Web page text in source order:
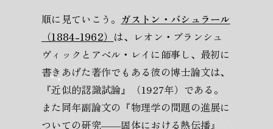
順に見ていこう。 ガストン・バシュラール
（1884-1962） は、レオン・ブランシュ
ヴィックとアベル・レイに師事し、最初に
書きあげた著作でもある彼の博士論文は、
『近似的認識試論』（1927年）である。
また同年副論文の『物理学の問題の進展に
ついての研究――固体における熱伝播』